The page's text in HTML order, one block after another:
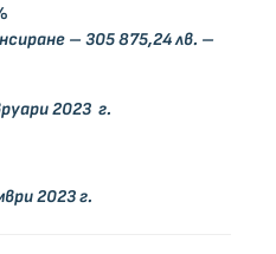
– 305 875,24 лв. –
2023 г.
2023 г.